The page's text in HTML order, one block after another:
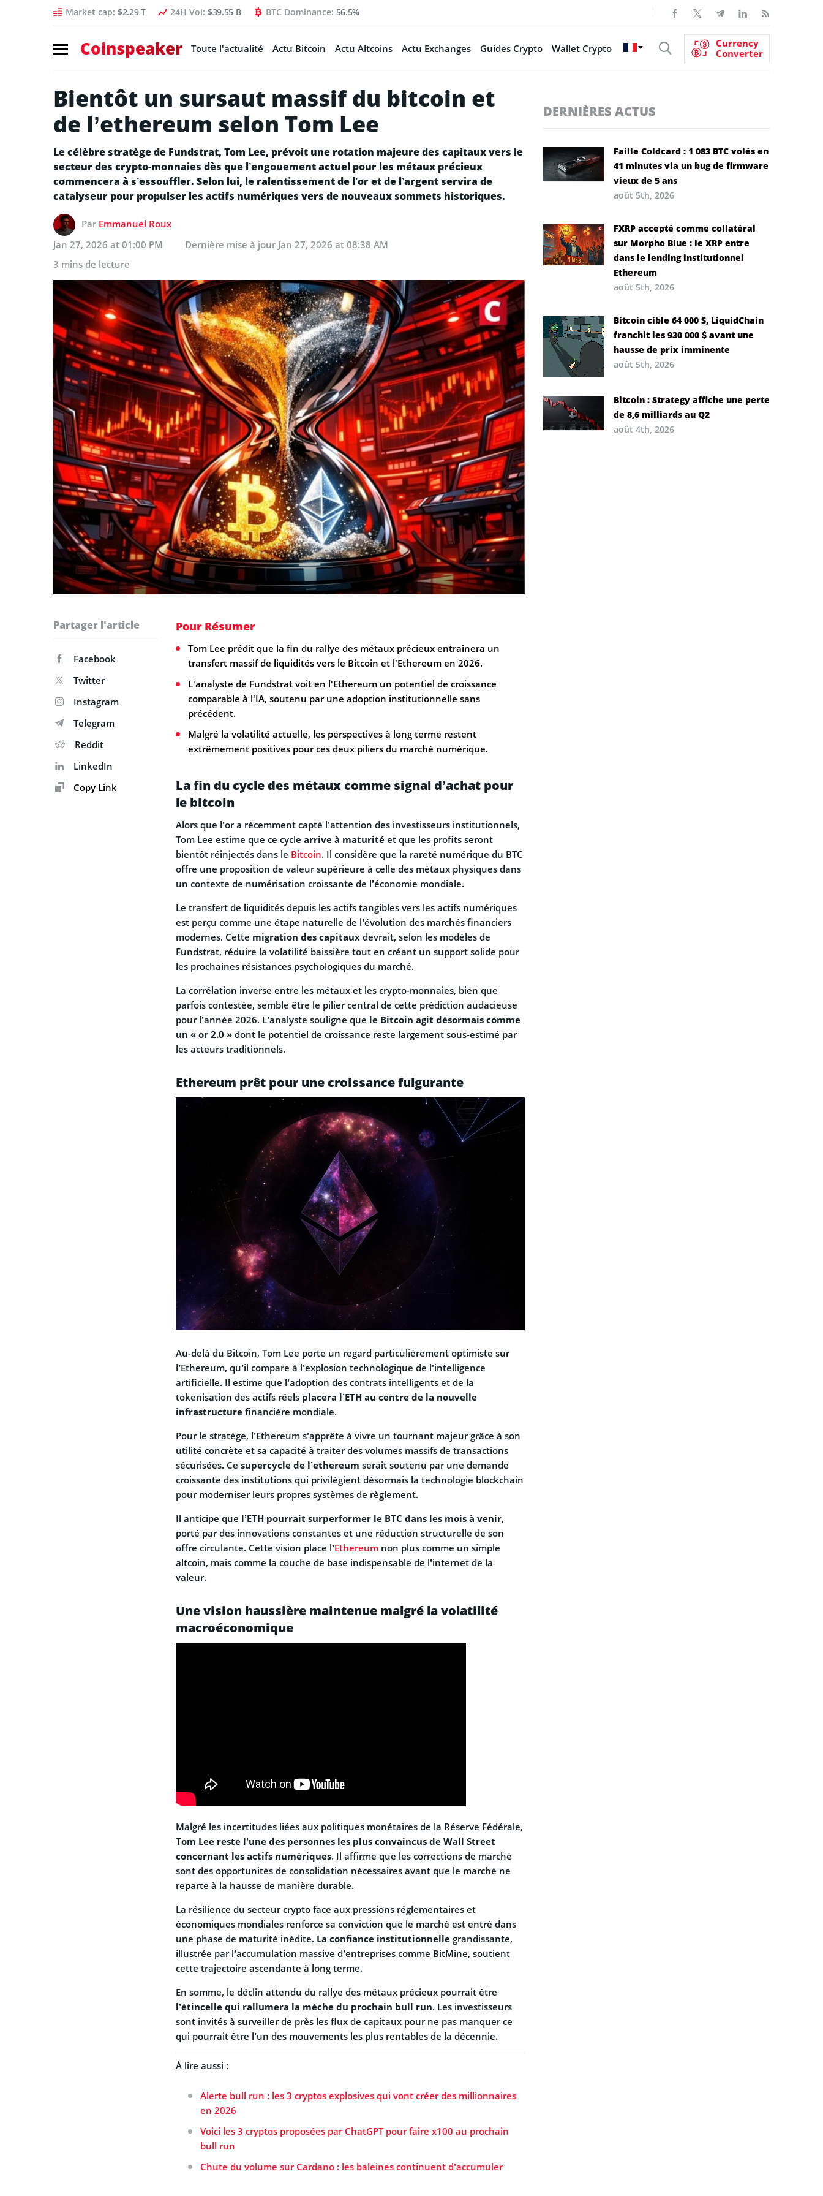
Market cap: $2.29 T 24H Vol: $39.55 B BTC Dominance: 56.5%
Coinspeaker Toute l'actualité Actu Bitcoin Actu Altcoins Actu Exchanges Guides Crypto Wallet Crypto
Currency
Converter
Bientôt un sursaut massif du bitcoin et
de l’ethereum selon Tom Lee
Le célèbre stratège de Fundstrat, Tom Lee, prévoit une rotation majeure des capitaux vers le
secteur des crypto-monnaies dès que l’engouement actuel pour les métaux précieux
commencera à s’essouffler. Selon lui, le ralentissement de l’or et de l’argent servira de
catalyseur pour propulser les actifs numériques vers de nouveaux sommets historiques.
Par Emmanuel Roux
Jan 27, 2026 at 01:00 PM
Dernière mise à jour Jan 27, 2026 at 08:38 AM
3 mins de lecture
Partager l'article
Facebook
Twitter
Instagram
Telegram
Reddit
LinkedIn
Copy Link
Pour Résumer
Tom Lee prédit que la fin du rallye des métaux précieux entraînera un
transfert massif de liquidités vers le Bitcoin et l'Ethereum en 2026.
L'analyste de Fundstrat voit en l'Ethereum un potentiel de croissance
comparable à l'IA, soutenu par une adoption institutionnelle sans
précédent.
Malgré la volatilité actuelle, les perspectives à long terme restent
extrêmement positives pour ces deux piliers du marché numérique.
La fin du cycle des métaux comme signal d’achat pour
le bitcoin
Alors que l’or a récemment capté l’attention des investisseurs institutionnels,
Tom Lee estime que ce cycle arrive à maturité et que les profits seront
bientôt réinjectés dans le Bitcoin. Il considère que la rareté numérique du BTC
offre une proposition de valeur supérieure à celle des métaux physiques dans
un contexte de numérisation croissante de l’économie mondiale.
Le transfert de liquidités depuis les actifs tangibles vers les actifs numériques
est perçu comme une étape naturelle de l’évolution des marchés financiers
modernes. Cette migration des capitaux devrait, selon les modèles de
Fundstrat, réduire la volatilité baissière tout en créant un support solide pour
les prochaines résistances psychologiques du marché.
La corrélation inverse entre les métaux et les crypto-monnaies, bien que
parfois contestée, semble être le pilier central de cette prédiction audacieuse
pour l’année 2026. L’analyste souligne que le Bitcoin agit désormais comme
un « or 2.0 » dont le potentiel de croissance reste largement sous-estimé par
les acteurs traditionnels.
Ethereum prêt pour une croissance fulgurante
Au-delà du Bitcoin, Tom Lee porte un regard particulièrement optimiste sur
l’Ethereum, qu’il compare à l’explosion technologique de l’intelligence
artificielle. Il estime que l’adoption des contrats intelligents et de la
tokenisation des actifs réels placera l’ETH au centre de la nouvelle
infrastructure financière mondiale.
Pour le stratège, l’Ethereum s’apprête à vivre un tournant majeur grâce à son
utilité concrète et sa capacité à traiter des volumes massifs de transactions
sécurisées. Ce supercycle de l’ethereum serait soutenu par une demande
croissante des institutions qui privilégient désormais la technologie blockchain
pour moderniser leurs propres systèmes de règlement.
Il anticipe que l’ETH pourrait surperformer le BTC dans les mois à venir,
porté par des innovations constantes et une réduction structurelle de son
offre circulante. Cette vision place l’Ethereum non plus comme un simple
altcoin, mais comme la couche de base indispensable de l’internet de la
valeur.
Une vision haussière maintenue malgré la volatilité
macroéconomique
Malgré les incertitudes liées aux politiques monétaires de la Réserve Fédérale,
Tom Lee reste l’une des personnes les plus convaincus de Wall Street
concernant les actifs numériques. Il affirme que les corrections de marché
sont des opportunités de consolidation nécessaires avant que le marché ne
reparte à la hausse de manière durable.
La résilience du secteur crypto face aux pressions réglementaires et
économiques mondiales renforce sa conviction que le marché est entré dans
une phase de maturité inédite. La confiance institutionnelle grandissante,
illustrée par l’accumulation massive d’entreprises comme BitMine, soutient
cette trajectoire ascendante à long terme.
En somme, le déclin attendu du rallye des métaux précieux pourrait être
l’étincelle qui rallumera la mèche du prochain bull run. Les investisseurs
sont invités à surveiller de près les flux de capitaux pour ne pas manquer ce
qui pourrait être l’un des mouvements les plus rentables de la décennie.
À lire aussi :
Alerte bull run : les 3 cryptos explosives qui vont créer des millionnaires
en 2026
Voici les 3 cryptos proposées par ChatGPT pour faire x100 au prochain
bull run
Chute du volume sur Cardano : les baleines continuent d’accumuler
DERNIÈRES ACTUS
Faille Coldcard : 1 083 BTC volés en
41 minutes via un bug de firmware
vieux de 5 ans
août 5th, 2026
FXRP accepté comme collatéral
sur Morpho Blue : le XRP entre
dans le lending institutionnel
Ethereum
août 5th, 2026
Bitcoin cible 64 000 $, LiquidChain
franchit les 930 000 $ avant une
hausse de prix imminente
août 5th, 2026
Bitcoin : Strategy affiche une perte
de 8,6 milliards au Q2
août 4th, 2026